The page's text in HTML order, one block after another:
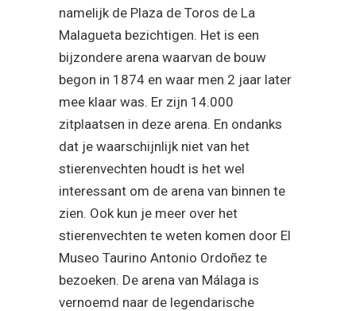
namelijk de Plaza de Toros de La
Malagueta bezichtigen. Het is een
bijzondere arena waarvan de bouw
begon in 1874 en waar men 2 jaar later
mee klaar was. Er zijn 14.000
zitplaatsen in deze arena. En ondanks
dat je waarschijnlijk niet van het
stierenvechten houdt is het wel
interessant om de arena van binnen te
zien. Ook kun je meer over het
stierenvechten te weten komen door El
Museo Taurino Antonio Ordoñez te
bezoeken. De arena van Málaga is
vernoemd naar de legendarische